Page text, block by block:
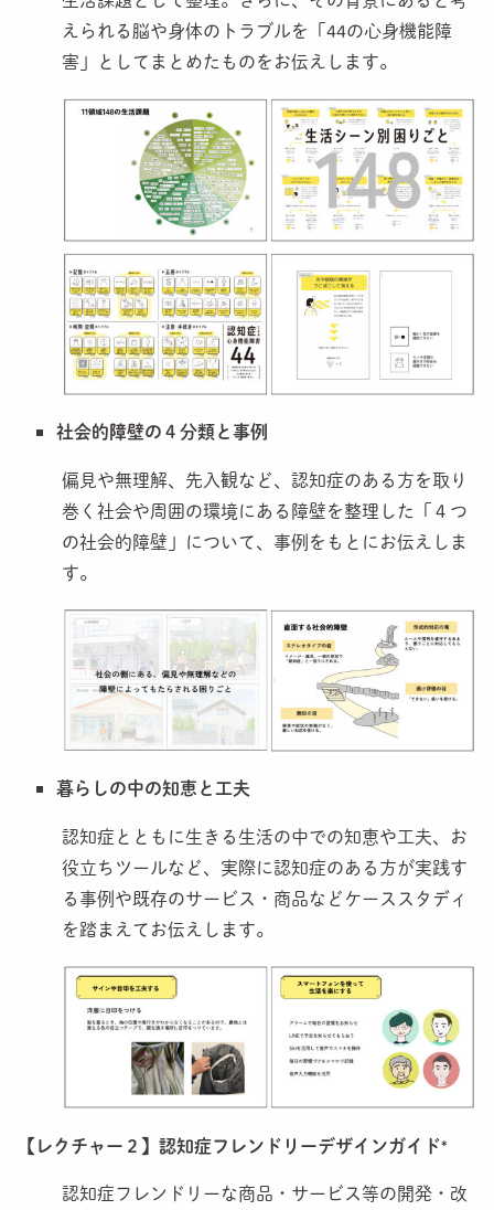
えられる脳や身体のトラブルを「44の心身機能障
害」としてまとめたものをお伝えします。
社会的障壁の４分類と事例
偏見や無理解、先入観など、認知症のある方を取り
巻く社会や周囲の環境にある障壁を整理した「４つ
の社会的障壁」について、事例をもとにお伝えしま
す。
暮らしの中の知恵と工夫
認知症とともに生きる生活の中での知恵や工夫、お
役立ちツールなど、実際に認知症のある方が実践す
る事例や既存のサービス・商品などケーススタディ
を踏まえてお伝えします。
【レクチャー２】認知症フレンドリーデザインガイド*
認知症フレンドリーな商品・サービス等の開発・改